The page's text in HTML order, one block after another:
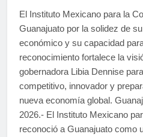
El Instituto Mexicano para la
Guanajuato por la solidez de
económico y su capacidad
reconocimiento fortalece la
gobernadora Libia Dennise
competitivo, innovador y
nueva economía global.
2026.- El Instituto Mexicano
reconoció a Guanajuato como